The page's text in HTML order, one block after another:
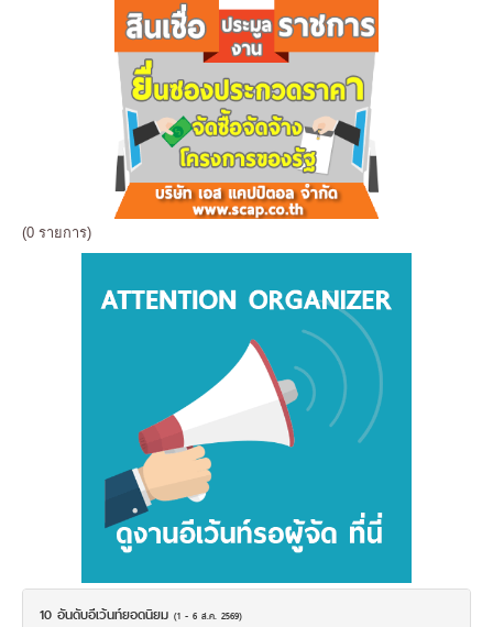
(0 รายการ)
10 อันดับอีเว้นท์ยอดนิยม (1 - 6 ส.ค. 2569)